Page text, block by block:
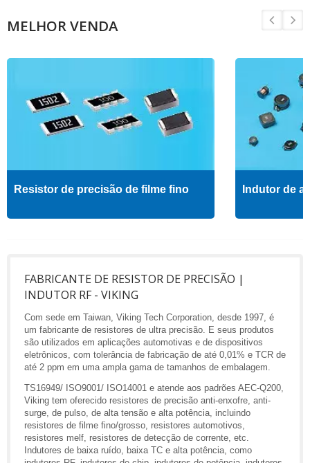
MELHOR VENDA
Resistor de precisão de filme fino Indutor de
FABRICANTE DE RESISTOR DE PRECISÃO |
INDUTOR RF - VIKING
Com sede em Taiwan, Viking Tech Corporation, desde 1997, é
um fabricante de resistores de ultra precisão. E seus produtos
são utilizados em aplicações automotivas e de dispositivos
eletrônicos, com tolerância de fabricação de até 0,01% e TCR de
até 2 ppm em uma ampla gama de tamanhos de embalagem.
TS16949/ ISO9001/ ISO14001 e atende aos padrões AEC-Q200,
Viking tem oferecido resistores de precisão anti-enxofre, anti-
surge, de pulso, de alta tensão e alta potência, incluindo
resistores de filme fino/grosso, resistores automotivos,
resistores melf, resistores de detecção de corrente, etc.
Indutores de baixa ruído, baixa TC e alta potência, como